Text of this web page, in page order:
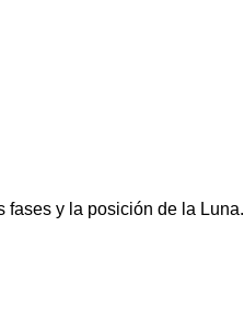
fases y la posición de la Luna.